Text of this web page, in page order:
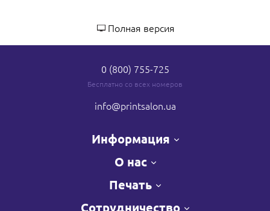
Полная версия
0 (800) 755-725
Бесплатно со всех номеров
info@printsalon.ua
Информация
О нас
Печать
Сотрудничество